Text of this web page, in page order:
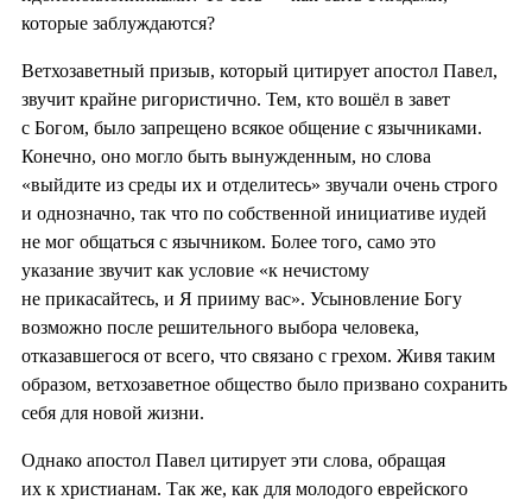
которые заблуждаются?
Ветхозаветный призыв, который цитирует апостол Павел,
звучит крайне ригористично. Тем, кто вошёл в завет
с Богом, было запрещено всякое общение с язычниками.
Конечно, оно могло быть вынужденным, но слова
«выйдите из среды их и отделитесь» звучали очень строго
и однозначно, так что по собственной инициативе иудей
не мог общаться с язычником. Более того, само это
указание звучит как условие «к нечистому
не прикасайтесь, и Я прииму вас». Усыновление Богу
возможно после решительного выбора человека,
отказавшегося от всего, что связано с грехом. Живя таким
образом, ветхозаветное общество было призвано сохранить
себя для новой жизни.
Однако апостол Павел цитирует эти слова, обращая
их к христианам. Так же, как для молодого еврейского